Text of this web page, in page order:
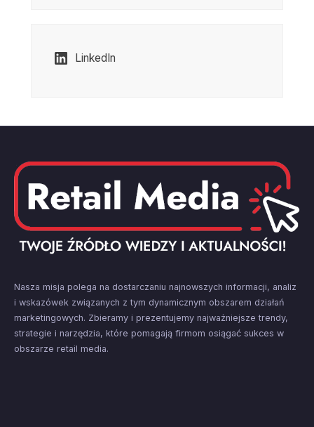
LinkedIn
Nasza misja polega na dostarczaniu najnowszych informacji, analiz
i wskazówek związanych z tym dynamicznym obszarem działań
marketingowych. Zbieramy i prezentujemy najważniejsze trendy,
strategie i narzędzia, które pomagają firmom osiągać sukces w
obszarze retail media.